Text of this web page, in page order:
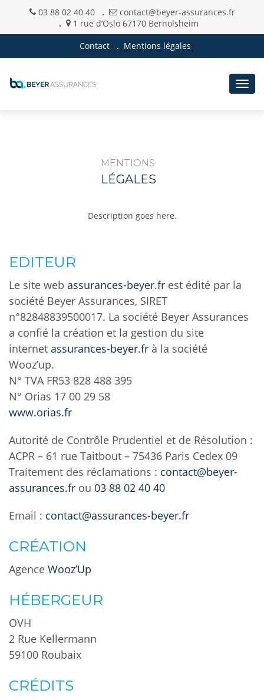
03 88 02 40 40
contact@beyer-assurances.fr
1 rue d’Oslo 67170 Bernolsheim
Contact
Mentions légales
MENTIONS
LÉGALES
Description goes here.
EDITEUR
Le site web assurances-beyer.fr est édité par la
société Beyer Assurances, SIRET
n°82848839500017. La société Beyer Assurances
a confié la création et la gestion du site
internet assurances-beyer.fr à la société
Wooz’up.
N° TVA FR53 828 488 395
N° Orias 17 00 29 58
www.orias.fr
Autorité de Contrôle Prudentiel et de Résolution :
ACPR – 61 rue Taitbout – 75436 Paris Cedex 09
Traitement des réclamations : contact@beyer-
assurances.fr ou 03 88 02 40 40
Email : contact@assurances-beyer.fr
CRÉATION
Agence Wooz’Up
HÉBERGEUR
OVH
2 Rue Kellermann
59100 Roubaix
CRÉDITS